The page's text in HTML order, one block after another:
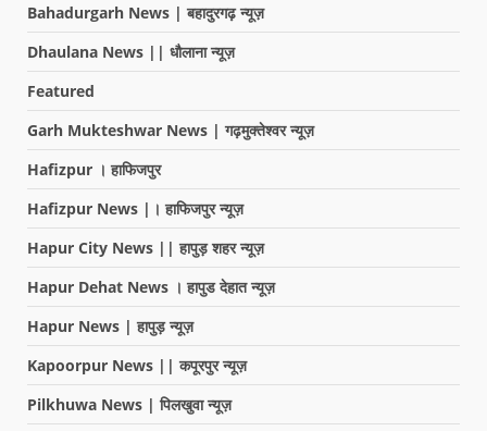
Bahadurgarh News | बहादुरगढ़ न्यूज़
Dhaulana News || धौलाना न्यूज़
Featured
Garh Mukteshwar News | गढ़मुक्तेश्वर न्यूज़
Hafizpur । हाफिजपुर
Hafizpur News |। हाफिजपुर न्यूज़
Hapur City News || हापुड़ शहर न्यूज़
Hapur Dehat News । हापुड देहात न्यूज़
Hapur News | हापुड़ न्यूज़
Kapoorpur News || कपूरपुर न्यूज़
Pilkhuwa News | पिलखुवा न्यूज़